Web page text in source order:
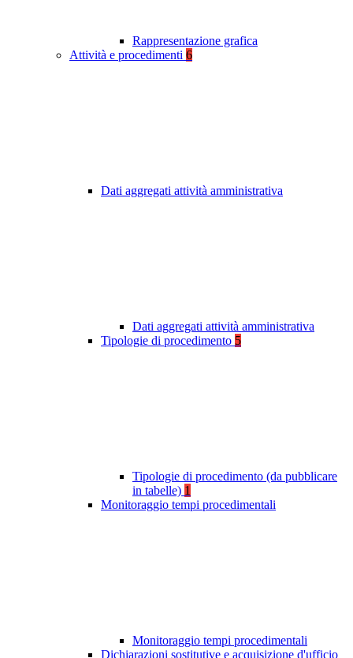
Rappresentazione grafica
Attività e procedimenti 6
Dati aggregati attività amministrativa
Dati aggregati attività amministrativa
Tipologie di procedimento 5
Tipologie di procedimento (da pubblicare
in tabelle) 1
Monitoraggio tempi procedimentali
Monitoraggio tempi procedimentali
Dichiarazioni sostitutive e acquisizione d'ufficio